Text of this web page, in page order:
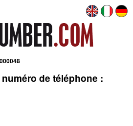
de téléphone :